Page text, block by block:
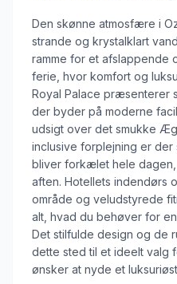
Den skønne atmosfære i
strande og krystalklart
ramme for et afslappende
ferie, hvor komfort og
Royal Palace præsenterer
der byder på moderne
udsigt over det smukke
inclusive forplejning er der
bliver forkælet hele dagen,
aften. Hotellets indendørs
område og veludstyrede
alt, hvad du behøver for
Det stilfulde design og de
dette sted til et ideelt valg
ønsker at nyde et